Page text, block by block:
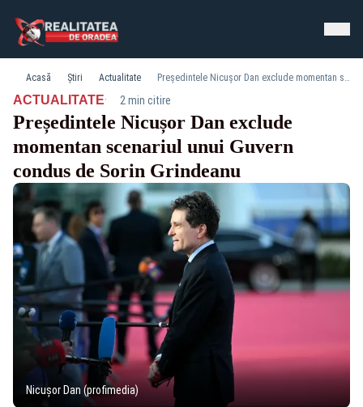
Acasă Știri Actualitate Președintele Nicușor Dan exclude momentan scenariul unui Guvern condus de Sorin Grindeanu
ACTUALITATE· 2 min citire
Președintele Nicușor Dan exclude
momentan scenariul unui Guvern
condus de Sorin Grindeanu
Nicușor Dan (profimedia)